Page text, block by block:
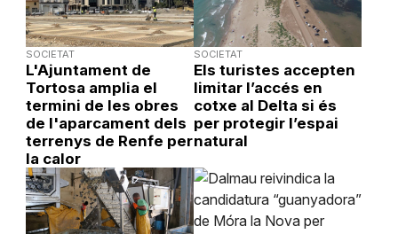
SOCIETAT
L'Ajuntament de
Tortosa amplia el
termini de les obres
de l'aparcament dels
terrenys de Renfe per
la calor
SOCIETAT
Els turistes accepten
limitar l’accés en
cotxe al Delta si és
per protegir l’espai
natural